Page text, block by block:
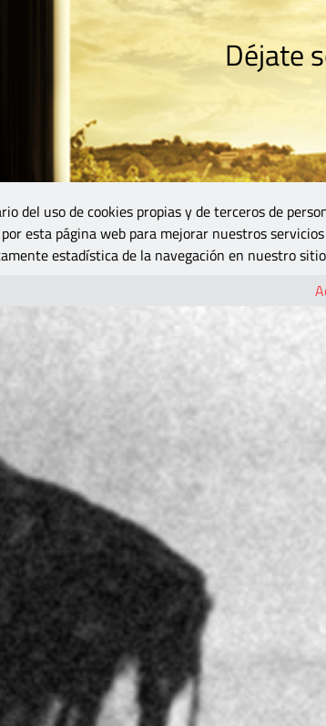
Déjate
del uso de cookies propias y de terceros de
esta página web para mejorar nuestros
estadística de la navegación en nuestro